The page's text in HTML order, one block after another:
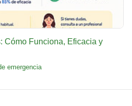
Cómo Funciona, Eficacia y
emergencia